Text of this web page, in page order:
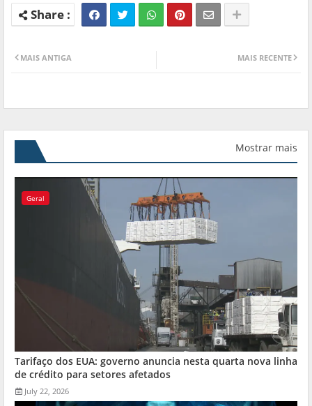
MAIS RECENTE
MAIS ANTIGA
Mostrar mais
Geral
Tarifaço dos EUA: governo anuncia nesta quarta nova linha
de crédito para setores afetados
July 22, 2026